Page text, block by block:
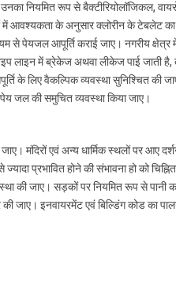
नियमित रूप से बैक्टीरियोलॉजिकल,
में आवश्यकता के अनुसार क्लोरीन के टेबलेट का
से पेयजल आपूर्ति कराई जाए। नगरीय क्षेत्र
लाइन में ब्रेकेज अथवा लीकेज पाई जाती है,
के लिए वैकल्पिक व्यवस्था सुनिश्चित की
जल की समुचित व्यवस्था किया जाए।
मंदिरों एवं अन्य धार्मिक स्थलों पर आए
प्रभावित होने की संभावना हो को
की जाए। सड़कों पर नियमित रूप से पानी
की जाए। इनवायरमेंट एवं बिल्डिंग कोड का